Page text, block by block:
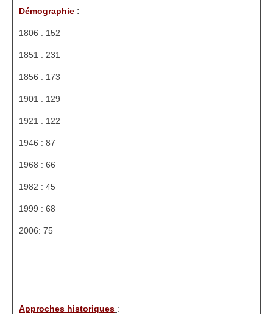
Histoire Générale du Languedoc
HGL: 498 à 1095
HGL: 1105 à 1199
HGL: 1201 à 1249
Démographie :
1806 : 152
1851 : 231
1856 : 173
1901 : 129
1921 : 122
1946 : 87
1968 : 66
1982 : 45
1999 : 68
2006: 75
Approches historiques :